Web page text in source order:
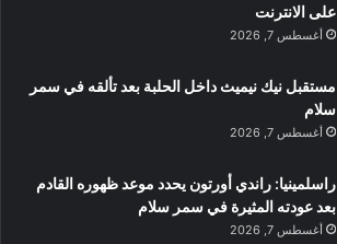
على الانترنت
أغسطس 7, 2026
مستقبل نيك نيميث داخل الحلبة بعد تألقه في سمر
سلام
أغسطس 7, 2026
راسلمينيا: راندي أورتون يحدد موعد ظهوره القادم
بعد عودته المثيرة في سمر سلام
أغسطس 7, 2026